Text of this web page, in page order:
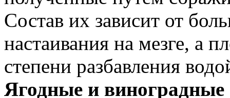
Состав их зависит от
настаивания на мезге, а
степени разбавления
Ягодные и виноградные